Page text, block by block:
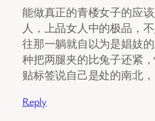
能做真正的青楼女子的应
人，上品女人中的极品，
往那一躺就自以为是娼妓
种把两腿夹的比兔子还紧
贴标签说自己是处的南北，
Reply